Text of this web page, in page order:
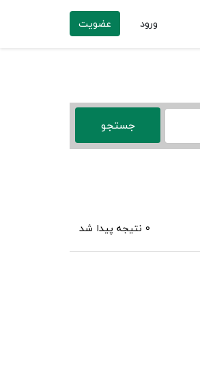
ورود عضویت
0 نتیجه پیدا شد